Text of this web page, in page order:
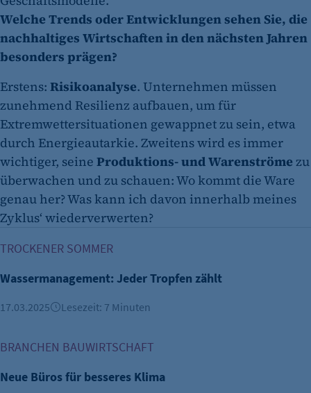
Welche Trends oder Entwicklungen sehen Sie, die
nachhaltiges Wirtschaften in den nächsten Jahren
besonders prägen?
Erstens: Risikoanalyse. Unternehmen müssen
zunehmend Resilienz aufbauen, um für
Extremwettersituationen gewappnet zu sein, etwa
durch Energieautarkie. Zweitens wird es immer
wichtiger, seine Produktions- und Warenströme zu
überwachen und zu schauen: Wo kommt die Ware
genau her? Was kann ich davon innerhalb meines
Zyklus‘ wiederverwerten?
TROCKENER SOMMER
Wassermanagement: Jeder Tropfen zählt
17.03.2025 Lesezeit: 7 Minuten
BRANCHEN BAUWIRTSCHAFT
Neue Büros für besseres Klima